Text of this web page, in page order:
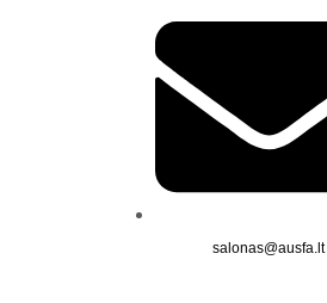
salonas@ausfa.lt